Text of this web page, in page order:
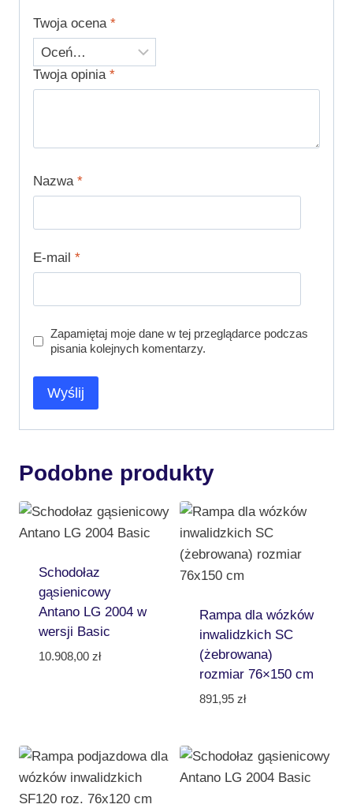
Twoja ocena *
Twoja opinia *
Nazwa *
E-mail *
Zapamiętaj moje dane w tej przeglądarce podczas
pisania kolejnych komentarzy.
Podobne produkty
Schodołaz
gąsienicowy
Antano LG 2004 w
wersji Basic
10.908,00 zł
Rampa dla wózków
inwalidzkich SC
(żebrowana)
rozmiar 76×150 cm
891,95 zł